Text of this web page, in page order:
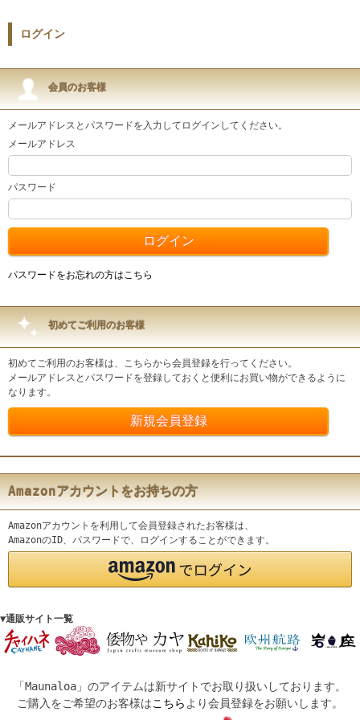
ログイン
会員のお客様
メールアドレスとパスワードを入力してログインしてください。
メールアドレス
パスワード
パスワードをお忘れの方はこちら
初めてご利用のお客様
初めてご利用のお客様は、こちらから会員登録を行ってください。
メールアドレスとパスワードを登録しておくと便利にお買い物ができるように
なります。
Amazonアカウントをお持ちの方
Amazonアカウントを利用して会員登録されたお客様は、
AmazonのID、パスワードで、ログインすることができます。
▼通販サイト一覧
「Maunaloa」のアイテムは新サイトでお取り扱いしております。
ご購入をご希望のお客様はこちら より会員登録をお願いします。